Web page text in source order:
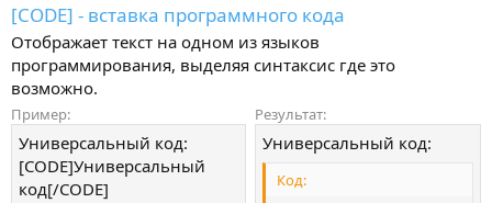
[CODE] - вставка программного кода
Отображает текст на одном из языков
программирования, выделяя синтаксис где это
возможно.
Пример:
Универсальный код:
[CODE]Универсальный
код[/CODE]
Результат:
Универсальный код:
Код: